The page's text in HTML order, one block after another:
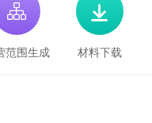

范围生成

材料下载